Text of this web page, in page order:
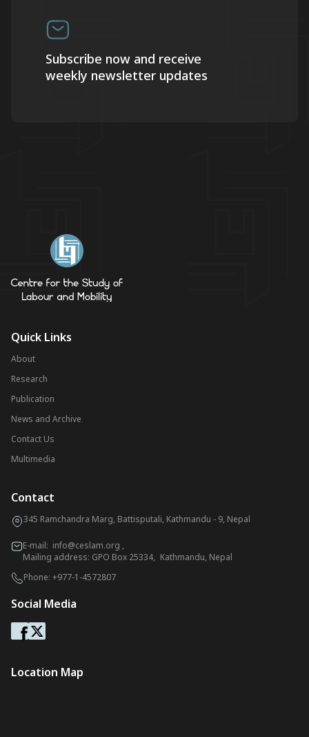
Subscribe now and receive
weekly newsletter updates
Quick Links
About
Research
Publication
News and Archive
Contact Us
Multimedia
Contact
345 Ramchandra Marg, Battisputali, Kathmandu - 9, Nepal
E-mail: info@ceslam.org ,
Mailing address: GPO Box 25334, Kathmandu, Nepal
Phone: +977-1-4572807
Social Media
Location Map